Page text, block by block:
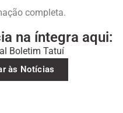
completa.
na íntegra aqui:
Boletim Tatuí
às Notícias